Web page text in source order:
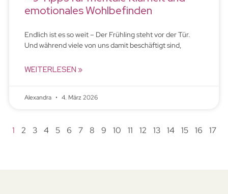
emotionales Wohlbefinden
Endlich ist es so weit – Der Frühling steht vor der Tür.
Und während viele von uns damit beschäftigt sind,
WEITERLESEN »
Alexandra 4. März 2026
1 2 3 4 5 6 7 8 9 10 11 12 13 14 15 16 17